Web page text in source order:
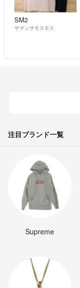
SM2
サマンサモスモス
注目ブランド一覧
Supreme